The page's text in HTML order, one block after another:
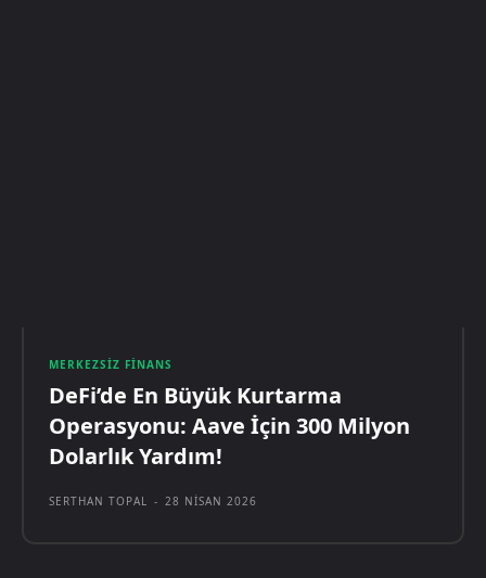
MERKEZSIZ FINANS
DeFi’de En Büyük Kurtarma
Operasyonu: Aave İçin 300 Milyon
Dolarlık Yardım!
SERTHAN TOPAL - 28 NISAN 2026